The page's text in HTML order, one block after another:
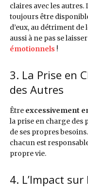
claires avec les
toujours être
d’eux, au détriment
aussi à ne pas se
émotionnels !
3. La Prise en
des Autres
Être excessivement
la prise en charge des
de ses propres
chacun est
propre vie.
4. L’Impact